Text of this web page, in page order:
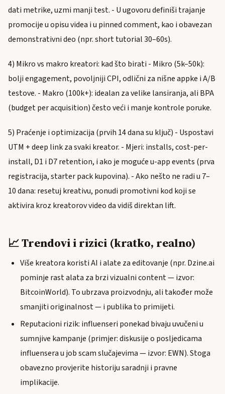
dati metrike, uzmi manji test. - U ugovoru definiši trajanje
promocije u opisu videa i u pinned comment, kao i obavezan
demonstrativni deo (npr. short tutorial 30–60s).
4) Mikro vs makro kreatori: kad što birati - Mikro (5k–50k):
bolji engagement, povoljniji CPI, odlični za nišne appke i A/B
testove. - Makro (100k+): idealan za velike lansiranja, ali BPA
(budget per acquisition) često veći i manje kontrole poruke.
5) Praćenje i optimizacija (prvih 14 dana su ključ) - Uspostavi
UTM + deep link za svaki kreator. - Mjeri: installs, cost-per-
install, D1 i D7 retention, i ako je moguće u-app events (prva
registracija, starter pack kupovina). - Ako nešto ne radi u 7–
10 dana: resetuj kreativu, ponudi promotivni kod koji se
aktivira kroz kreatorov video da vidiš direktan lift.
📈 Trendovi i rizici (kratko, realno)
Više kreatora koristi AI i alate za editovanje (npr. Dzine.ai
pominje rast alata za brzi vizualni content — izvor:
BitcoinWorld). To ubrzava proizvodnju, ali također može
smanjiti originalnost — i publika to primijeti.
Reputacioni rizik: influenseri ponekad bivaju uvučeni u
sumnjive kampanje (primjer: diskusije o posljedicama
influensera u job scam slučajevima — izvor: EWN). Stoga
obavezno provjerite historiju saradnji i pravne
implikacije.